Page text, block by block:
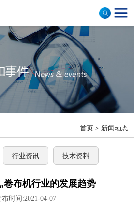
首页 > 新闻动态
行业资讯 技术资料
卷布机行业的发展趋势
布时间:2021-04-07